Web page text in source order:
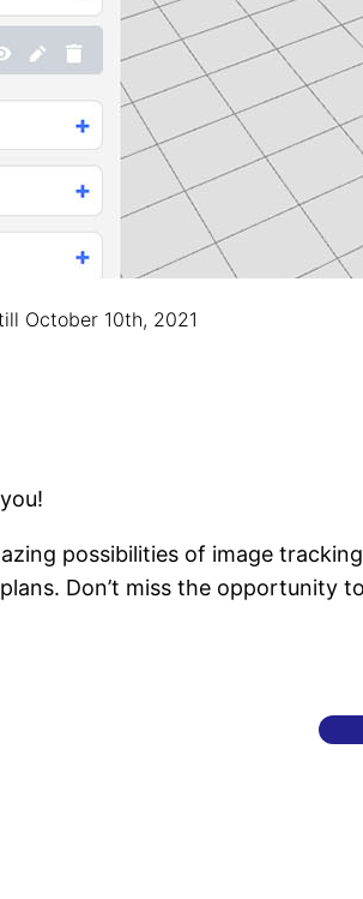
October 10th, 2021
possibilities of image
Don’t miss the opportunity